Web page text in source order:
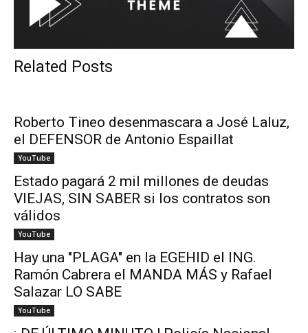
Related Posts
Roberto Tineo desenmascara a José Laluz,
el DEFENSOR de Antonio Espaillat
YouTube
Estado pagará 2 mil millones de deudas
VIEJAS, SIN SABER si los contratos son
válidos
YouTube
Hay una "PLAGA" en la EGEHID el ING.
Ramón Cabrera el MANDA MÁS y Rafael
Salazar LO SABE
YouTube